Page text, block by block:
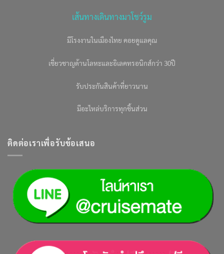
เส้นทางเดินทางมาโชว์รูม
มีโรงงานในเมืองไทย คอยดูแลคุณ
เชี่ยวชาญด้านโลหะและอิเลคทรอนิกส์กว่า 30ปี
รับประกันสินค้าที่ยาวนาน
มีอะไหล่บริการทุกชิ้นส่วน
ติดต่อเราเพื่อรับข้อเสนอ